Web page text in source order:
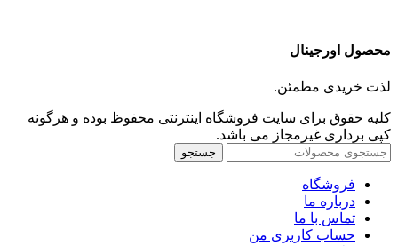
محصول اورجینال
لذت خریدی مطمئن.
کلیه حقوق برای سایت فروشگاه اینترنتی محفوظ بوده و هرگونه
کپی برداری غیرمجاز می باشد.
جستجو
فروشگاه
درباره ما
تماس با ما
حساب کاربری من